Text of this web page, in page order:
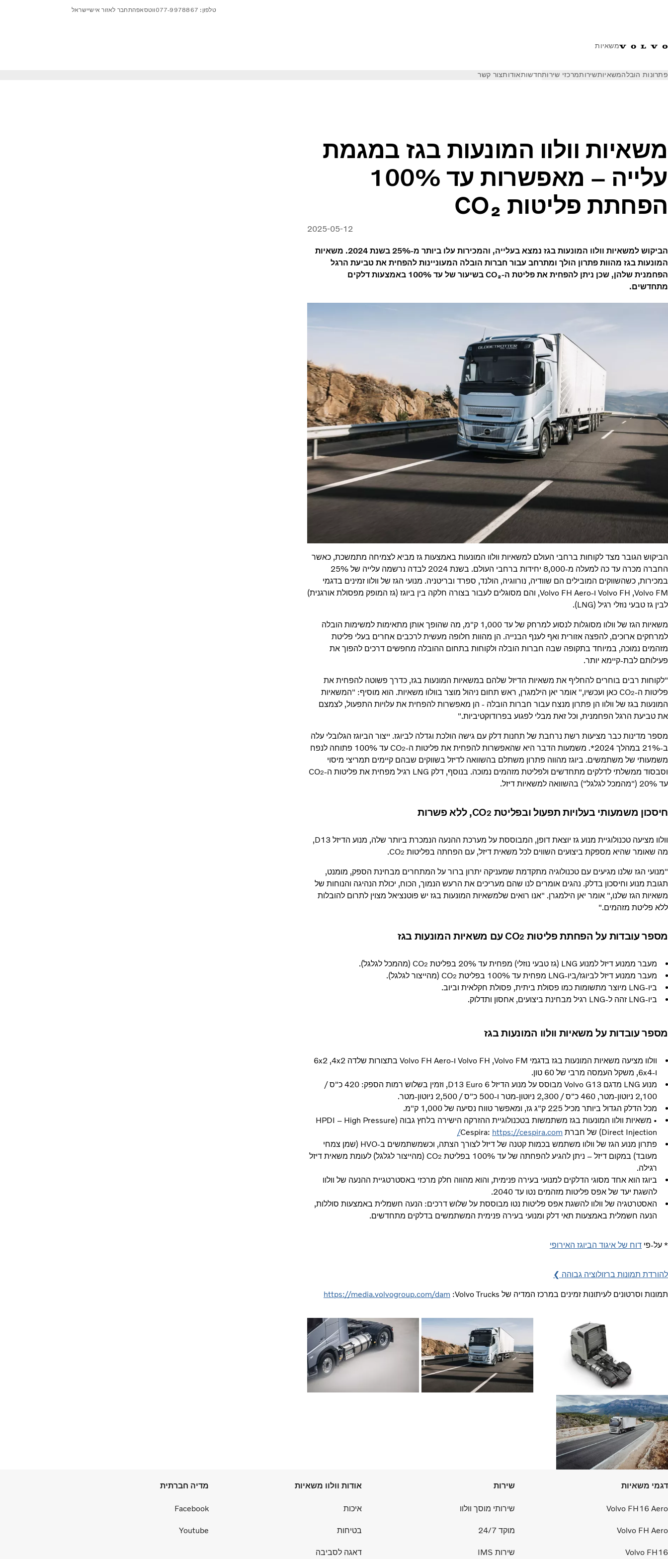
משאיות
טלפון: 077-9978867 ווטסאפהתחבר לאזור אישיישראל
פתרונות הובלהמשאיותשירותמרכזי שירותחדשותאודותצור קשר
משאיות וולוו המונעות בגז במגמת
עלייה – מאפשרות עד 100%
הפחתת פליטות CO₂
2025-05-12
הביקוש למשאיות וולוו המונעות בגז נמצא בעלייה, והמכירות עלו ביותר מ-25% בשנת 2024. משאיות
המונעות בגז מהוות פתרון הולך ומתרחב עבור חברות הובלה המעוניינות להפחית את טביעת הרגל
הפחמנית שלהן, שכן ניתן להפחית את פליטת ה-CO₂ בשיעור של עד 100% באמצעות דלקים
מתחדשים.
הביקוש הגובר מצד לקוחות ברחבי העולם למשאיות וולוו המונעות באמצעות גז מביא לצמיחה מתמשכת, כאשר
החברה מכרה עד כה למעלה מ-8,000 יחידות ברחבי העולם. בשנת 2024 לבדה נרשמה עלייה של 25%
במכירות, כשהשווקים המובילים הם שוודיה, נורווגיה, הולנד, ספרד ובריטניה. מנועי הגז של וולוו זמינים בדגמי
Volvo FM,‏ Volvo FH ו-Volvo FH Aero, והם מסוגלים לעבור בצורה חלקה בין ביוגז (גז המופק מפסולת אורגנית)
לבין גז טבעי נוזלי רגיל (LNG).
משאיות הגז של וולוו מסוגלות לנסוע למרחק של עד 1,000 ק"מ, מה שהופך אותן מתאימות למשימות הובלה
למרחקים ארוכים, להפצה אזורית ואף לענף הבנייה. הן מהוות חלופה מעשית לרכבים אחרים בעלי פליטת
מזהמים נמוכה, במיוחד בתקופה שבה חברות הובלה ולקוחות בתחום ההובלה מחפשים דרכים להפוך את
פעילותם לבת-קיימא יותר.
"לקוחות רבים בוחרים להחליף את משאיות הדיזל שלהם במשאיות המונעות בגז, כדרך פשוטה להפחית את
פליטות ה-CO2
כאן ועכשיו," אומר יאן הילמגרן, ראש תחום ניהול מוצר בוולוו משאיות. הוא מוסיף: "המשאיות
המונעות בגז של וולוו הן פתרון מנצח עבור חברות הובלה - הן מאפשרות להפחית את עלויות התפעול, לצמצם
את טביעת הרגל הפחמנית, וכל זאת מבלי לפגוע בפרודוקטיביות."
מספר מדינות כבר מציעות רשת נרחבת של תחנות דלק עם גישה הולכת וגדלה לביוגז. ייצור הביוגז הגלובלי עלה
ב-21% במהלך 2024*. משמעות הדבר היא שהאפשרות להפחית את פליטות ה-CO
2
עד 100% פתוחה לנפח
משמעותי של משתמשים. ביוגז מהווה פתרון משתלם בהשוואה לדיזל בשווקים שבהם קיימים תמריצי מיסוי
וסבסוד ממשלתי לדלקים מתחדשים ולפליטת מזהמים נמוכה. בנוסף, דלק LNG רגיל מפחית את פליטות ה-CO
2
עד 20% ("מהמכל לגלגל") בהשוואה למשאיות דיזל.
חיסכון משמעותי בעלויות תפעול ובפליטת CO 2 , ללא פשרות
וולוו מציעה טכנולוגיית מנוע גז יוצאת דופן, המבוססת על מערכת ההנעה הנמכרת ביותר שלה, מנוע הדיזל D13,
מה שאומר שהיא מספקת ביצועים השווים לכל משאית דיזל, עם הפחתה בפליטות CO 2
.
"מנועי הגז שלנו מגיעים עם טכנולוגיה מתקדמת שמעניקה יתרון ברור על המתחרים מבחינת הספק, מומנט,
תגובת מנוע וחיסכון בדלק. נהגים אומרים לנו שהם מעריכים את הרעש הנמוך, הכוח, יכולת הנהיגה והנוחות של
משאיות הגז שלנו," אומר יאן הילמגרן. "אנו רואים שלמשאיות המונעות בגז יש פוטנציאל מצוין לתרום להובלות
ללא פליטת מזהמים."
מספר עובדות על הפחתת פליטות CO 2 עם משאיות המונעות בגז
מעבר ממנוע דיזל למנוע LNG (גז טבעי נוזלי) מפחית עד 20% בפליטת CO 2
(מהמכל לגלגל).
מעבר ממנוע דיזל לביוגז/ביו-LNG מפחית עד 100% בפליטת CO
2
(מהייצור לגלגל).
ביו-LNG מיוצר מתשומות כמו פסולת ביתית, פסולת חקלאית וביוב.
ביו-LNG זהה ל-LNG רגיל מבחינת ביצועים, אחסון ותדלוק.
מספר עובדות על משאיות וולוו המונעות בגז
וולוו מציעה משאיות המונעות בגז בדגמי Volvo FM,‏ Volvo FH ו-Volvo FH Aero בתצורות שלדה 4x2,‏ 6x2
ו-6x4, משקל העמסה מרבי של 60 טון.
מנוע LNG מדגם Volvo G13 מבוסס על מנוע הדיזל D13 Euro 6, וזמין בשלוש רמות הספק: 420 כ"ס /
2,100 ניוטון-מטר, 460 כ"ס / 2,300 ניוטון-מטר ו-500 כ"ס / 2,500 ניוטון-מטר.
מכל הדלק הגדול ביותר מכיל 225 ק"ג גז, ומאפשר טווח נסיעה של 1,000 ק"מ.
• משאיות וולוו המונעות בגז משתמשות בטכנולוגיית ההזרקה הישירה בלחץ גבוה (HPDI – High Pressure
Direct Injection) של חברת Cespira:
https://cespira.com/
פתרון מנוע הגז של וולוו משתמש בכמות קטנה של דיזל לצורך הצתה, וכשמשתמשים ב-HVO (שמן צמחי
מעובד) במקום דיזל – ניתן להגיע להפחתה של עד 100% בפליטת CO
2
(מהייצור לגלגל) לעומת משאית דיזל
רגילה.
ביוגז הוא אחד מסוגי הדלקים למנועי בעירה פנימית, והוא מהווה חלק מרכזי באסטרטגיית ההנעה של וולוו
להשגת יעד של אפס פליטות מזהמים נטו עד 2040.
האסטרטגיה של וולוו להשגת אפס פליטות נטו מבוססת על שלוש דרכים: הנעה חשמלית באמצעות סוללות,
הנעה חשמלית באמצעות תאי דלק ומנועי בעירה פנימית המשתמשים בדלקים מתחדשים.
* על-פי דוח של איגוד הביוגז האירופי
להורדת תמונות ברזולוציה גבוהה ❯
תמונות וסרטונים לעיתונות זמינים במרכז המדיה של Volvo Trucks:‏ https://media.volvogroup.com/dam
דגמי משאיות
Volvo FH16 Aero
Volvo FH Aero
Volvo FH16
שירות
שירותי מוסך וולוו
מוקד 24/7
שירות IMS
אודות וולוו משאיות
איכות
בטיחות
דאגה לסביבה
מדיה חברתית
Facebook
Youtube